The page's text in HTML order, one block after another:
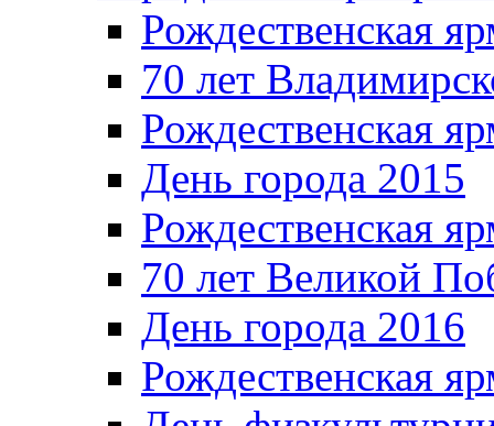
Рождественская
70 лет
Рождественская
День города 2015
Рождественская
70 лет Великой
День города 2016
Рождественская